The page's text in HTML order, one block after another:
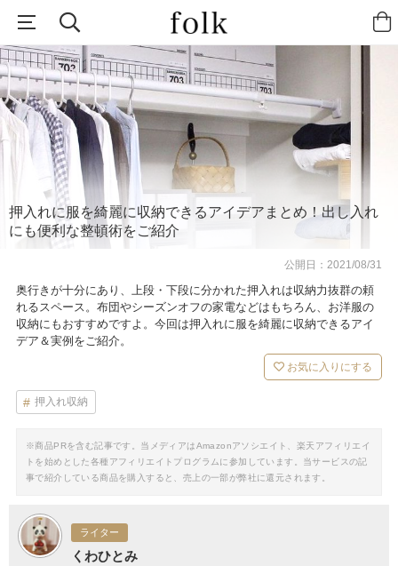
押入れに服を綺麗に収納できるアイデアまとめ！出し入れ
にも便利な整頓術をご紹介
公開日：2021/08/31
奥行きが十分にあり、上段・下段に分かれた押入れは収納力抜群の頼
れるスペース。布団やシーズンオフの家電などはもちろん、お洋服の
収納にもおすすめですよ。今回は押入れに服を綺麗に収納できるアイ
デア＆実例をご紹介。
お気に入りにする
押入れ収納
※商品PRを含む記事です。当メディアはAmazonアソシエイト、楽天アフィリエイ
トを始めとした各種アフィリエイトプログラムに参加しています。当サービスの記
事で紹介している商品を購入すると、売上の一部が弊社に還元されます。
ライター
くわひとみ